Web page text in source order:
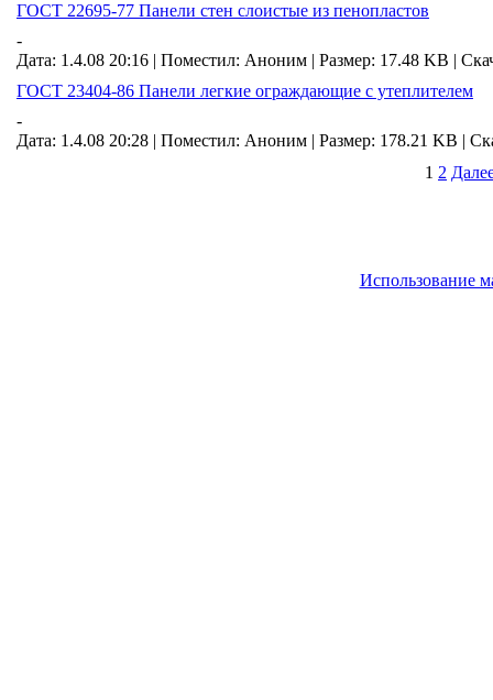
ГОСТ 22695-77 Панели стен слоистые из пенопластов
-
Дата: 1.4.08 20:16 | Поместил: Аноним | Размер: 17.48 KB |
ГОСТ 23404-86 Панели легкие ограждающие с утеплителем
-
Дата: 1.4.08 20:28 | Поместил: Аноним | Размер: 178.21 KB |
1 2
Использование